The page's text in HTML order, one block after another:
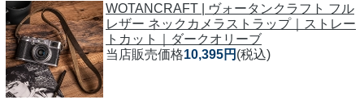
WOTANCRAFT | ヴォータンクラフト フル
レザー ネックカメラストラップ｜ストレー
トカット｜ダークオリーブ
当店販売価格10,395円 (税込)